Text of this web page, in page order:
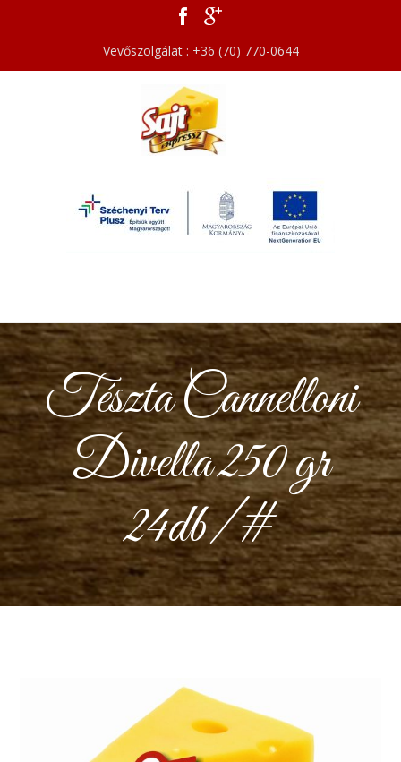
Vevőszolgálat : +36 (70) 770-0644
Tészta Cannelloni
Divella 250 gr
24db/#